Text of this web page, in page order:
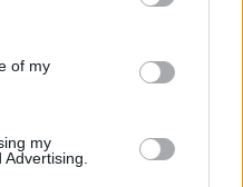
and its third-party tags to
purposes in below Google
of my
my
σε μια εικόνα
και τη σημασία
της